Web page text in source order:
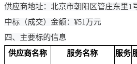
供应商地址：北京市朝阳区管庄东里
中标（成交）金额：¥51万元
四、主要标的信息
供应商名称 服务名称
服务